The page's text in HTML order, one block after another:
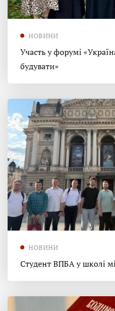
НОВИНИ
Участь у форумі
будувати»
НОВИНИ
Студент ВПБА у школі